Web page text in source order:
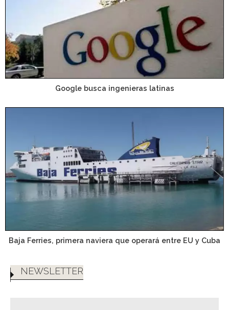
Google busca ingenieras latinas
Baja Ferries, primera naviera que operará entre EU y Cuba
NEWSLETTER